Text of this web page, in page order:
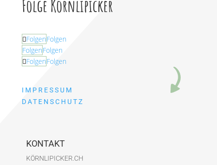
Folge Körnlipicker
FolgenFolgen
FolgenFolgen
FolgenFolgen
IMPRESSUM
DATENSCHUTZ
KONTAKT
KÖRNLIPICKER.CH